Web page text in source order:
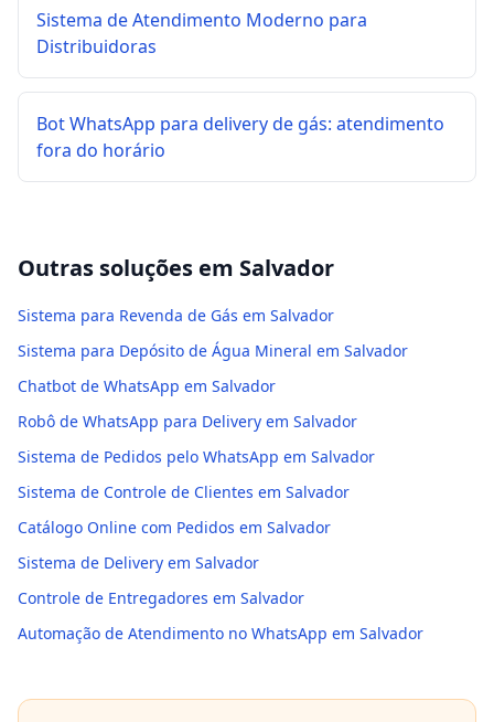
Sistema de Atendimento Moderno para
Distribuidoras
Bot WhatsApp para delivery de gás: atendimento
fora do horário
Outras soluções em Salvador
Sistema para Revenda de Gás em Salvador
Sistema para Depósito de Água Mineral em Salvador
Chatbot de WhatsApp em Salvador
Robô de WhatsApp para Delivery em Salvador
Sistema de Pedidos pelo WhatsApp em Salvador
Sistema de Controle de Clientes em Salvador
Catálogo Online com Pedidos em Salvador
Sistema de Delivery em Salvador
Controle de Entregadores em Salvador
Automação de Atendimento no WhatsApp em Salvador